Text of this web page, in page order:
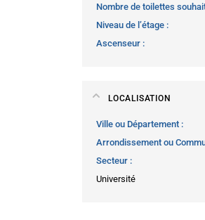
Nombre de toilettes
Niveau de l’étage
Ascenseur
LOCALISATION
Ville ou Département
Arrondissement ou
Secteur
Université